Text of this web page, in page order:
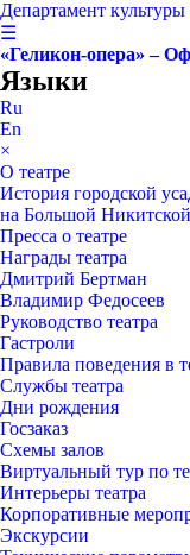
Департамент
☰
«Геликон-опера» –
Языки
Ru
En
×
О театре
История городской
на Большой Никитской
Пресса о театре
Награды театра
Дмитрий Бертман
Владимир Федосеев
Руководство театра
Гастроли
Правила поведения в
Службы театра
Дни рождения
Госзаказ
Схемы залов
Виртуальный тур по
Интерьеры театра
Корпоративные
Экскурсии